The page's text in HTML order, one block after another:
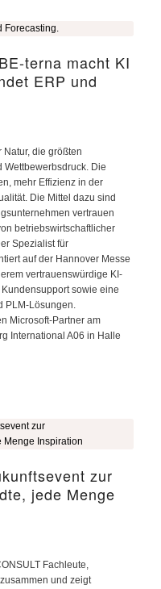
terna macht KI
ERP und
Natur, die größten
Wettbewerbsdruck. Die
mehr Effizienz in der
Die Mittel dazu sind
vertrauen
betriebswirtschaftlicher
Spezialist für
auf der Hannover Messe
vertrauenswürdige KI-
sowie eine
PLM-Lösungen.
Microsoft-Partner am
International A06 in Halle
zur
jede Menge
Fachleute,
und zeigt